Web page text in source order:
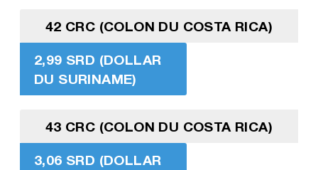
42 CRC (COLON DU COSTA RICA)
2,99 SRD (DOLLAR
DU SURINAME)
43 CRC (COLON DU COSTA RICA)
3,06 SRD (DOLLAR